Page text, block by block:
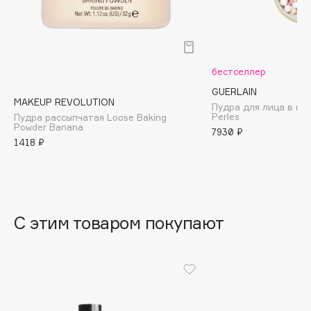
Banderas
Basicare
Batiste
beautyblender
MAKEUP REVOLUTION
Пудра рассыпчатая Loose Baking
Powder Banana
1418 ₽
бестселлер
GUERLAIN
Пудра для лица в
Perles
7930 ₽
С этим товаром покупают